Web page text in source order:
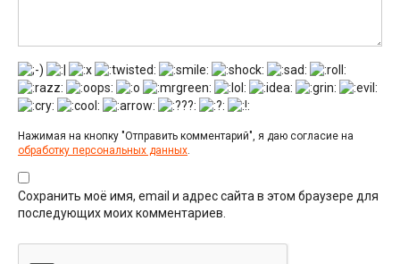
Нажимая на кнопку "Отправить комментарий", я даю согласие на
обработку персональных данных.
Сохранить моё имя, email и адрес сайта в этом браузере для
последующих моих комментариев.